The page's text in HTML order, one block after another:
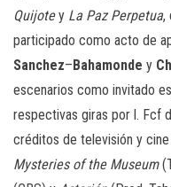
Quijotey La Paz Perpetua,
participado como acto de
Sanchez–Bahamonde y
escenarios como invitado
respectivas giras por l. Fcf
créditos de televisión y cine
Mysteries of the Museum